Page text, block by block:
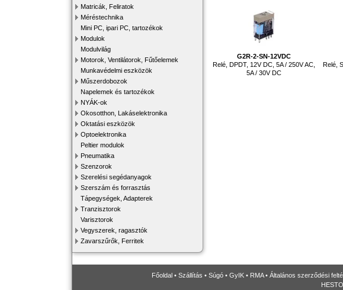
Matricák, Feliratok
Méréstechnika
Mini PC, ipari PC, tartozékok
Modulok
Modulvilág
Motorok, Ventilátorok, Fűtőelemek
Munkavédelmi eszközök
Műszerdobozok
Napelemek és tartozékok
NYÁK-ok
Okosotthon, Lakáselektronika
Oktatási eszközök
Optoelektronika
Peltier modulok
Pneumatika
Szenzorok
Szerelési segédanyagok
Szerszám és forrasztás
Tápegységek, Adapterek
Tranzisztorok
Varisztorok
Vegyszerek, ragasztók
Zavarszűrők, Ferritek
G2R-2-SN-12VDC
Relé, DPDT, 12V DC, 5A / 250V AC,
5A / 30V DC
Relé,
Főoldal • Szállítás • Súgó • GyIK • RMA• Általános szerződési